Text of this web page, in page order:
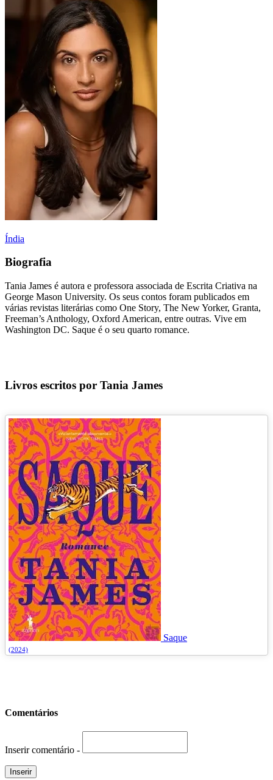
Índia
Biografia
Tania James é autora e professora associada de Escrita Criativa na
George Mason University. Os seus contos foram publicados em
várias revistas literárias como One Story, The New Yorker, Granta,
Freeman’s Anthology, Oxford American, entre outras. Vive em
Washington DC. Saque é o seu quarto romance.
Livros escritos por Tania James
Saque
(2024)
Comentários
Inserir comentário -